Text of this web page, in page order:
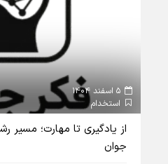
استخدام
از یادگیری تا مهارت؛ مسیر
جوان